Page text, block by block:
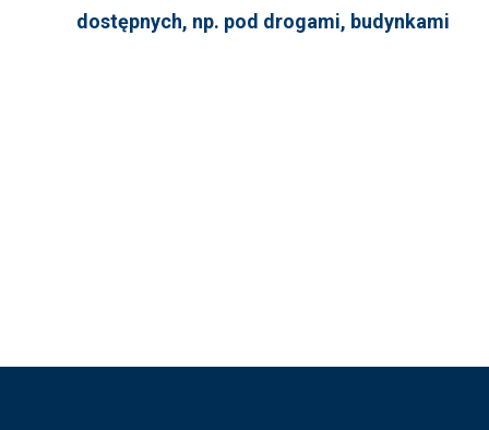
dostępnych, np. pod drogami, budynkami